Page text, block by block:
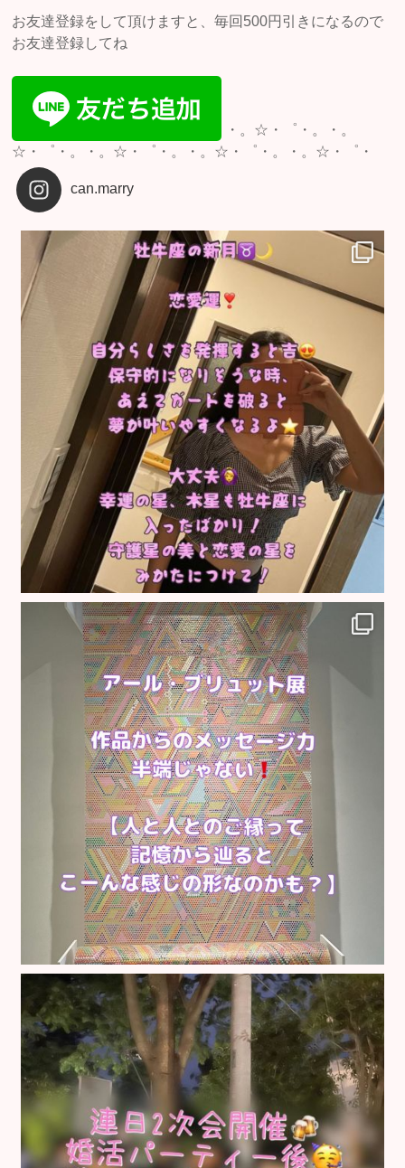
お友達登録をして頂けますと、毎回500円引きになるので
お友達登録してね
・。☆・゜・。・。
☆・゜・。・。☆・゜・。・。☆・゜・。・。☆・゜・
can.marry